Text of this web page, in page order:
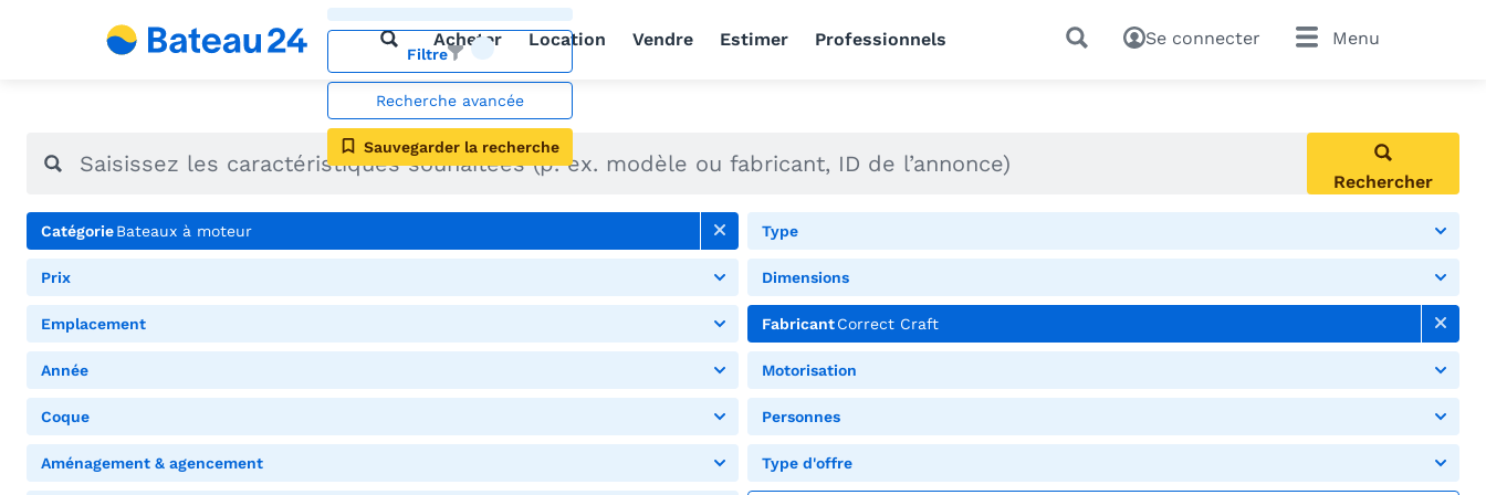
Acheter Location Vendre Estimer Professionnels Se connecter Menu
Filtre
Recherche avancée
Sauvegarder la recherche
Rechercher
CatégorieBateaux à moteur Type
Prix Dimensions
Emplacement FabricantCorrect Craft
Année Motorisation
Coque Personnes
Aménagement & agencement Type d'offre